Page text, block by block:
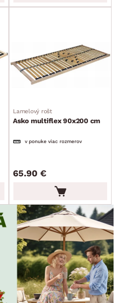
min. cm max. cm
min. cm max. cm
Lamelový rošt
Asko multiflex 90x200 cm
v ponuke viac rozmerov
65.90 €